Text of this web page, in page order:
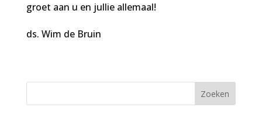
groet aan u en jullie allemaal!
ds. Wim de Bruin